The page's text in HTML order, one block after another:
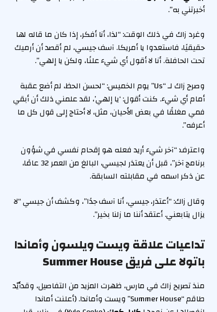
أخبرتني به”.
وغرد زاك في ذلك الوقت: “لذا، أنا أفكر، إذا كان ما قاله لها
حقيقيًا، فاستعدوا يا أمريكا. آسف جيسي، لم أقصد أن أرميك
تحت الحافلة. أنا لا أقول أي شيء علنًا، ولكن يا إلهي”.
وصرح زاك لـ “Us” يوم الخميس: “لحسن الحظ، لم أضع عقبة
أمام أي شيء. كنت أقول: ‘يا إلهي’، لقد علمني ذلك أن أبقي
فمي مغلقًا في بعض الأحيان، مثل، لا أحتاج إلى قول كل ما
أعرفه”.
واعترف: “آخر شيء أريد فعله هو إقحام نفسي في شؤون
برنامج آخر”، قبل أن يعتذر لجيسي، البالغ من العمر 32 عامًا،
عن ذكر اسمه في مقابلته السابقة.
وقال زاك: “أعتذر، جيسي، أنا آسف جدًا”، وكشف أن جيسي “لا
يزال يتابعني. أعتقد أننا ما زلنا بخير”.
تداعيات علاقة ويست ويلسون وأماندا
باتولا على فريق Summer House
منذ تصريح زاك في مارس، ظهرت المزيد من التفاصيل، وقدأيّد
طاقم “Summer House” ويست وأماندا. (أعلنت أماندا